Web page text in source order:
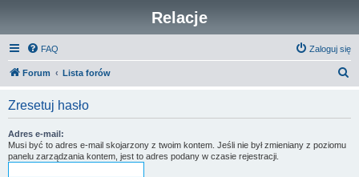
Relacje
FAQ Zaloguj się
Forum Lista forów
Zresetuj hasło
Adres e-mail:
Musi być to adres e-mail skojarzony z twoim kontem. Jeśli nie był zmieniany z poziomu
panelu zarządzania kontem, jest to adres podany w czasie rejestracji.